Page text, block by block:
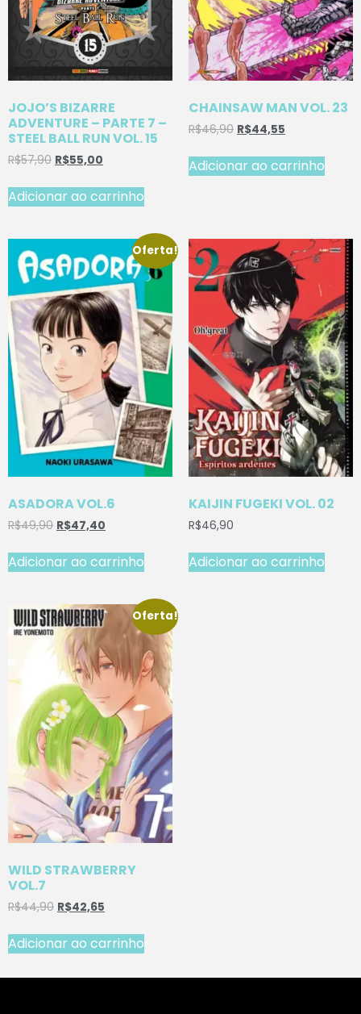
JOJO’S BIZARRE
ADVENTURE – PARTE 7 –
STEEL BALL RUN VOL. 15
R$57,90 R$55,00
Adicionar ao carrinho
CHAINSAW MAN VOL. 23
R$46,90 R$44,55
Adicionar ao carrinho
Oferta!
ASADORA VOL.6
R$49,90 R$47,40
Adicionar ao carrinho
KAIJIN FUGEKI VOL. 02
R$46,90
Adicionar ao carrinho
Oferta!
WILD STRAWBERRY
VOL.7
R$44,90 R$42,65
Adicionar ao carrinho